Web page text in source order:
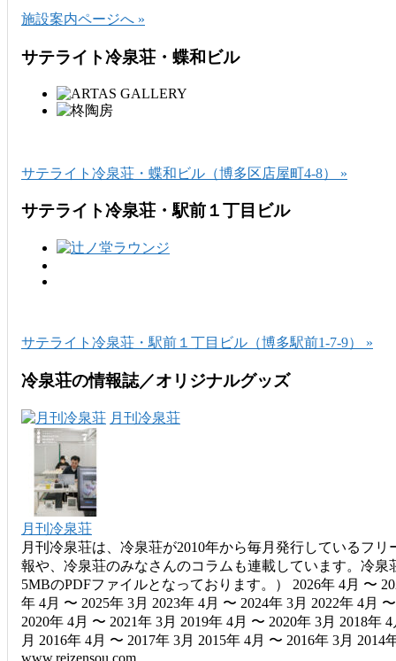
施設案内ページへ »
サテライト冷泉荘・蝶和ビル
サテライト冷泉荘・蝶和ビル（博多区店屋町4-8） »
サテライト冷泉荘・駅前１丁目ビル
サテライト冷泉荘・駅前１丁目ビル（博多駅前1-7-9） »
冷泉荘の情報誌／オリジナルグッズ
月刊冷泉荘
月刊冷泉荘
月刊冷泉荘は、冷泉荘が2010年から毎月発行しているフ
報や、冷泉荘のみなさんのコラムも連載しています。冷
5MBのPDFファイルとなっております。） 2026年 4月 〜
年 4月 〜 2025年 3月 2023年 4月 〜 2024年 3月 2022年 4月
2020年 4月 〜 2021年 3月 2019年 4月 〜 2020年 3月 2018年
月 2016年 4月 〜 2017年 3月 2015年 4月 〜 2016年 3月 2014
www.reizensou.com